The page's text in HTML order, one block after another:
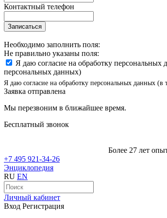
Контактный телефон
Записаться
Необходимо заполнить поля:
Не правильно указаны поля:
Я даю согласие на обработку
персональных данных)
Я даю согласие на обработку персональных данных
Заявка отправлена
Мы перезвоним в ближайшее время.
Бесплатный звонок
Более 27 лет
+7 495 921-34-26
Энциклопедия
RU EN
Личный кабинет
Вход Регистрация